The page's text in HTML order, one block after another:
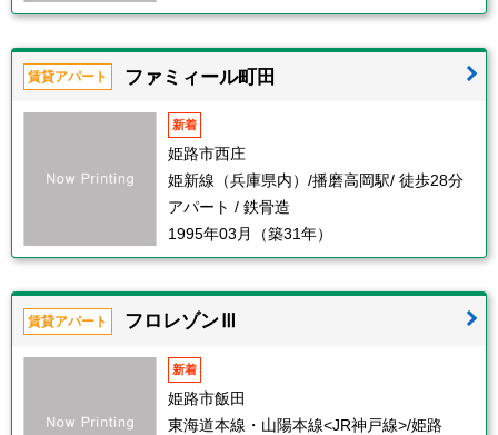
賃貸アパート ファミィール町田
新着
姫路市西庄
姫新線（兵庫県内）/播磨高岡駅/ 徒歩28分
アパート / 鉄骨造
1995年03月（築31年）
賃貸アパート フロレゾンⅢ
新着
姫路市飯田
東海道本線・山陽本線<JR神戸線>/姫路